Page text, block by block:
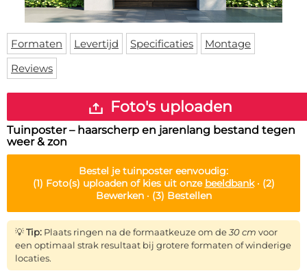
Deurmat
Vloermat
Skateboard deck
Over ons
Levertijden
Inloggen
WhatsApp
Formaten Levertijd Specificaties
Montage
Reviews
Foto's uploaden
Tuinposter – haarscherp en jarenlang bestand tegen
weer & zon
Bestel jetuinposter eenvoudig:
(1) Foto(s) uploaden of kies uit onze beeldbank· (2)
Bewerken · (3) Bestellen
💡Tip: Plaats ringen na de formaatkeuze om de30 cm voor
een optimaal strak resultaat bij grotere formaten of winderige
locaties.